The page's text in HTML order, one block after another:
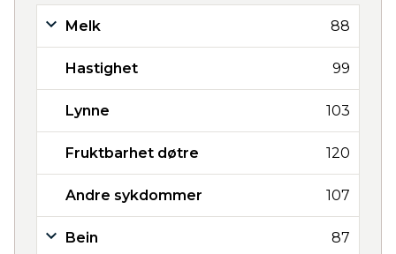
Melk 88
Hastighet 99
Lynne 103
Fruktbarhet døtre 120
Andre sykdommer 107
Bein 87